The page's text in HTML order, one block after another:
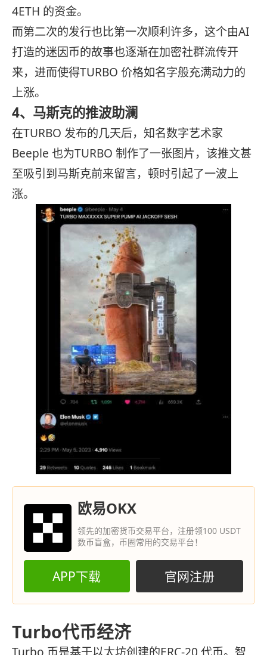
4ETH 的资金。
而第二次的发行也比第一次顺利许多，这个由AI
打造的迷因币的故事也逐渐在加密社群流传开
来，进而使得TURBO 价格如名字般充满动力的
上涨。
4、马斯克的推波助澜
在TURBO 发布的几天后，知名数字艺术家
Beeple 也为TURBO 制作了一张图片，该推文甚
至吸引到马斯克前来留言，顿时引起了一波上
涨。
欧易OKX
领先的加密货币交易平台，注册领100 USDT
数币盲盒，币圈常用的交易平台！
APP下载 官网注册
Turbo代币经济